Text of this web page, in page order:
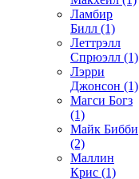
Ламбир
Билл (1)
Леттрэлл
Спрюэлл (1)
Лэрри
Джонсон (1)
Магси Богз
(1)
Майк Бибби
(2)
Маллин
Крис (1)